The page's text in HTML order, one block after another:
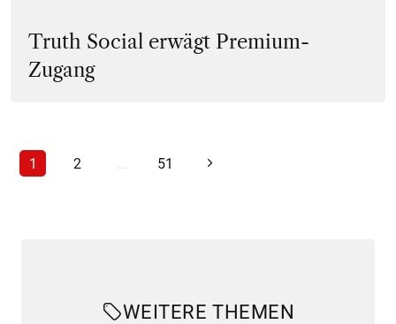
Truth Social erwägt Premium-
Zugang
1 2 … 51
WEITERE THEMEN